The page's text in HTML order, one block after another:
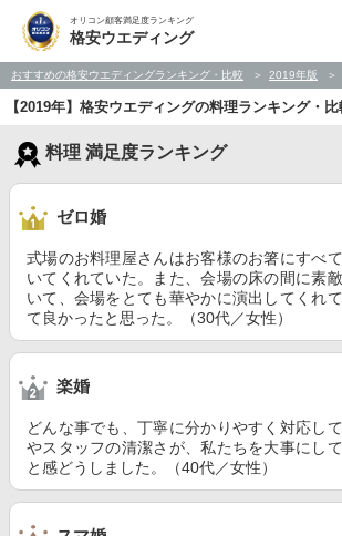
オリコン顧客満足度ランキング
格安ウエディング
おすすめの格安ウエディングランキング・比較 2019年版
【2019年】格安ウエディングの料理ランキング・比
料理 満足度ランキング
ゼロ婚
式場のお料理屋さんはお客様のお箸にすべ
いてくれていた。また、会場の床の間に素
いて、会場をとても華やかに演出してくれ
て良かったと思った。（30代／女性）
楽婚
どんな事でも、丁寧に分かりやすく対応し
やスタッフの清潔さが、私たちを大事にし
と感どうしました。（40代／女性）